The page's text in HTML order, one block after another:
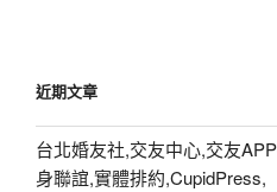
近期文章
台北婚友社,交友中心,交友
身聯誼,實體排約,CupidPress,